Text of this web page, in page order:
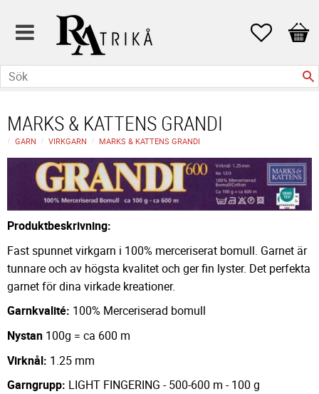
Favoriter
MARKS & KATTENS GRANDI
GARN VIRKGARN MARKS & KATTENS GRANDI
Produktbeskrivning:
Fast spunnet virkgarn i 100% merceriserat bomull. Garnet är
tunnare och av högsta kvalitet och ger fin lyster. Det perfekta
garnet för dina virkade kreationer.
Garnkvalité: 100% Merceriserad bomull
Nystan 100g = ca 600 m
Virknål: 1.25 mm
Garngrupp: LIGHT FINGERING - 500-600 m - 100 g